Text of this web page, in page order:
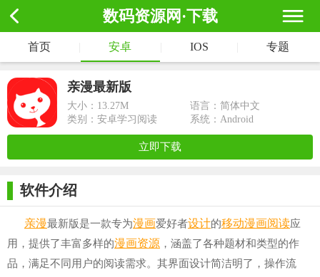
数码资源网·下载
首页 安卓 IOS 专题
亲漫最新版
大小： 13.27M
语言：简体中文
类别：安卓学习阅读
系统：Android
立即下载
软件介绍
亲漫最新版是一款专为漫画爱好者设计的移动漫画阅读应
用，提供了丰富多样的漫画资源 ，涵盖了各种题材和类型的作
品，满足不同用户的阅读需求。其界面设计简洁明了，操作流